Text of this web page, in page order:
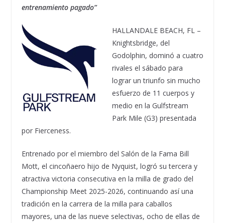
entrenamiento pagado”
HALLANDALE BEACH, FL –
Knightsbridge, del
Godolphin, dominó a cuatro
rivales el sábado para
lograr un triunfo sin mucho
esfuerzo de 11 cuerpos y
medio en la Gulfstream
Park Mile (G3) presentada
por Fierceness.
Entrenado por el miembro del Salón de la Fama Bill
Mott, el cincoñaero hijo de Nyquist, logró su tercera y
atractiva victoria consecutiva en la milla de grado del
Championship Meet 2025-2026, continuando así una
tradición en la carrera de la milla para caballos
mayores, una de las nueve selectivas, ocho de ellas de